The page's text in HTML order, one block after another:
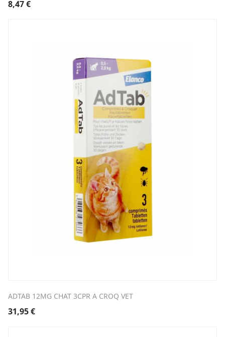
8,47€
ADTAB 12MG CHAT 3CPR A CROQ VET
31,95€